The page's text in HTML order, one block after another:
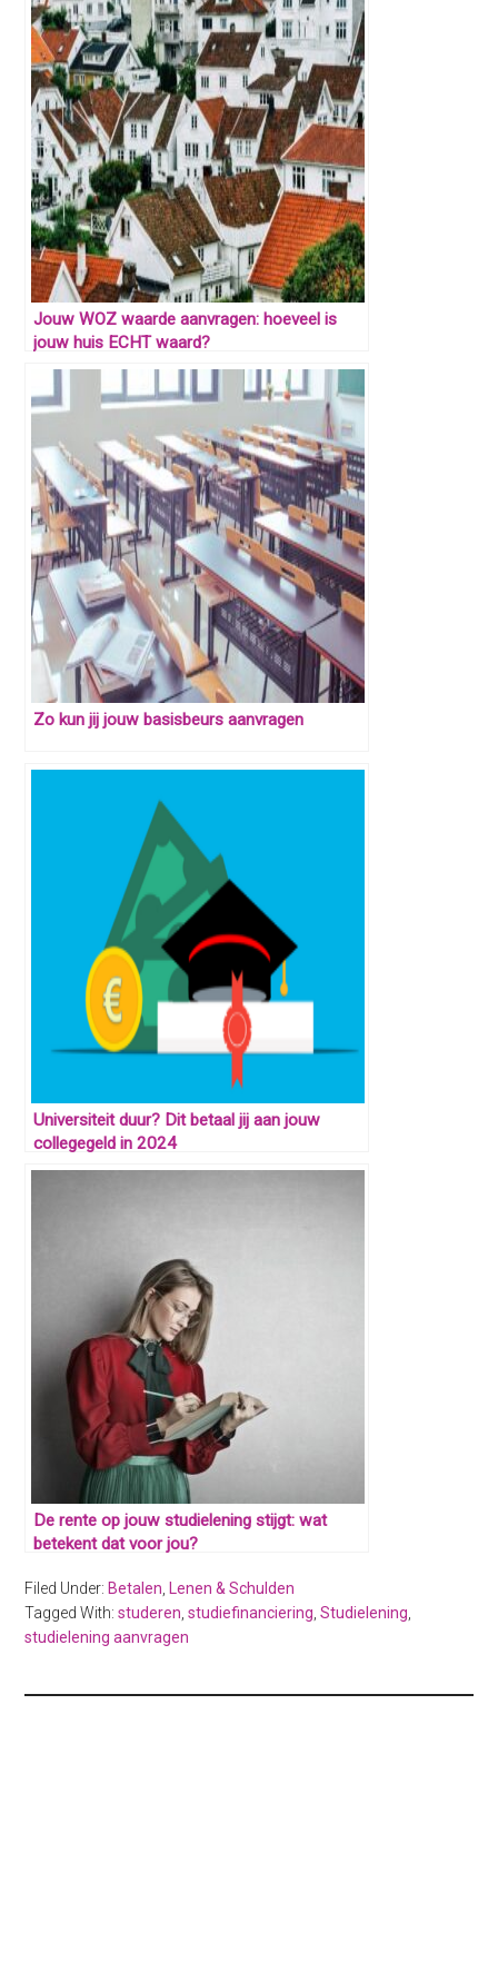
Jouw WOZ waarde aanvragen: hoeveel is
jouw huis ECHT waard?
Zo kun jij jouw basisbeurs aanvragen
Universiteit duur? Dit betaal jij aan jouw
collegegeld in 2024
De rente op jouw studielening stijgt: wat
betekent dat voor jou?
Filed Under:Betalen ,Lenen & Schulden
Tagged With:studeren ,studiefinanciering ,Studielening
studielening aanvragen